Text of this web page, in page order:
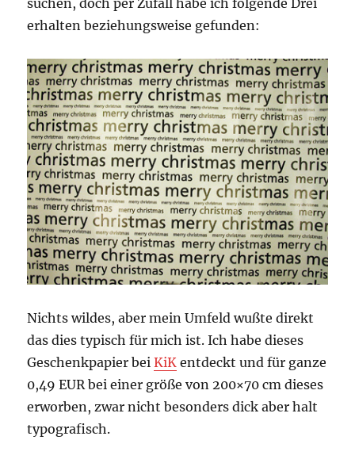
suchen, doch per Zufall habe ich folgende Drei
erhalten beziehungsweise gefunden:
Nichts wildes, aber mein Umfeld wußte direkt
das dies typisch für mich ist. Ich habe dieses
Geschenkpapier beiKiK entdeckt und für ganze
0,49 EUR bei einer größe von 200×70 cm dieses
erworben, zwar nicht besonders dick aber halt
typografisch.